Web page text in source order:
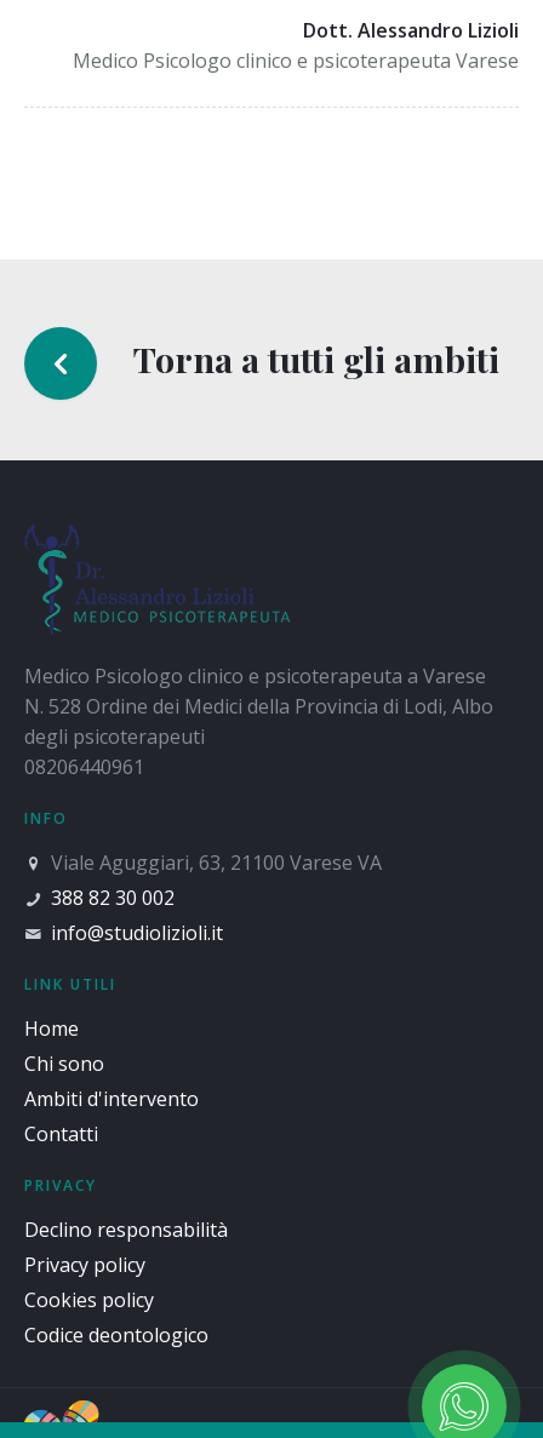
Dott. Alessandro Lizioli
Medico Psicologo clinico e psicoterapeuta Varese
Torna a tutti gli ambiti
Medico Psicologo clinico e psicoterapeuta a Varese
N. 528 Ordine dei Medici della Provincia di Lodi, Albo
degli psicoterapeuti
08206440961
INFO
Viale Aguggiari, 63, 21100 Varese VA
388 82 30 002
info@studiolizioli.it
LINK UTILI
Home
Chi sono
Ambiti d'intervento
Contatti
PRIVACY
Declino responsabilità
Privacy policy
Cookies policy
Codice deontologico